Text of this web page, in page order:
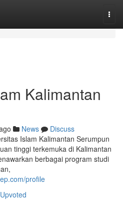
Kalimantan
News
Discuss
Islam Kalimantan Serumpun
tinggi terkemuka di Kalimantan
berbagai program studi
profile